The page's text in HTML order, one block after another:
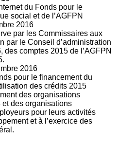
du Fonds pour le
social et de l’AGFPN
2016
par les Commissaires aux
par le Conseil d’administration
des comptes 2015 de l’AGFPN
2016
pour le financement du
des crédits 2015
des organisations
des organisations
pour leurs activités
et à l’exercice des